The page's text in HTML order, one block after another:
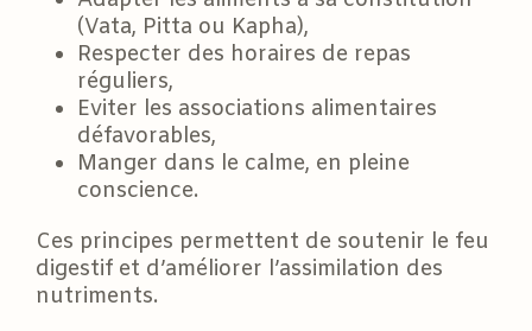
(Vata, Pitta ou Kapha),
Respecter des horaires de repas
réguliers,
Eviter les associations alimentaires
défavorables,
Manger dans le calme, en pleine
conscience.
Ces principes permettent de soutenir le feu
digestif et d’améliorer l’assimilation des
nutriments.